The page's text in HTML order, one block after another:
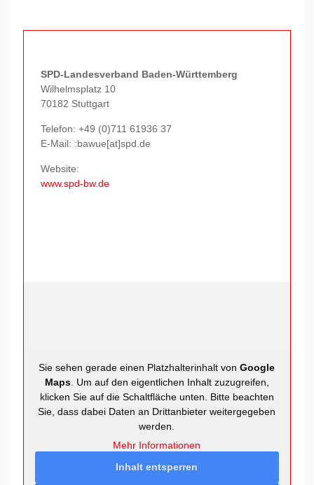
SPD-Landesverband Baden-Württemberg
Wilhelmsplatz 10
70182 Stuttgart
Telefon:+49 (0)711 61936 37
E-Mail: :bawue[at]spd.de
Website:
www.spd-bw.de
Sie sehen gerade einen Platzhalterinhalt vonGoogle
Maps. Um auf den eigentlichen Inhalt zuzugreifen,
klicken Sie auf die Schaltfläche unten. Bitte beachten
Sie, dass dabei Daten an Drittanbieter weitergegeben
werden.
Mehr Informationen
Inhalt entsperren